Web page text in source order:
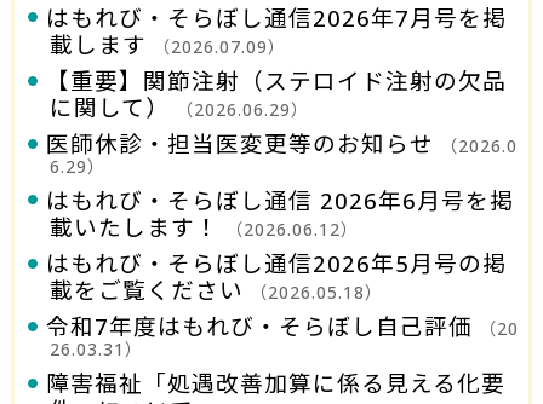
はもれび・そらぼし通信2026年7月号を掲
載します
（2026.07.09）
【重要】関節注射（ステロイド注射の欠品
に関して）
（2026.06.29）
医師休診・担当医変更等のお知らせ
（2026.0
6.29）
はもれび・そらぼし通信 2026年6月号を掲
載いたします！
（2026.06.12）
はもれび・そらぼし通信2026年5月号の掲
載をご覧ください
（2026.05.18）
令和7年度はもれび・そらぼし自己評価
（20
26.03.31）
障害福祉「処遇改善加算に係る見える化要